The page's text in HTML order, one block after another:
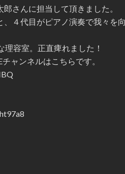
さんに担当して頂きました。
４代目がピアノ演奏で我々を
容室。正直痺れました！
ャンネルはこちらです。